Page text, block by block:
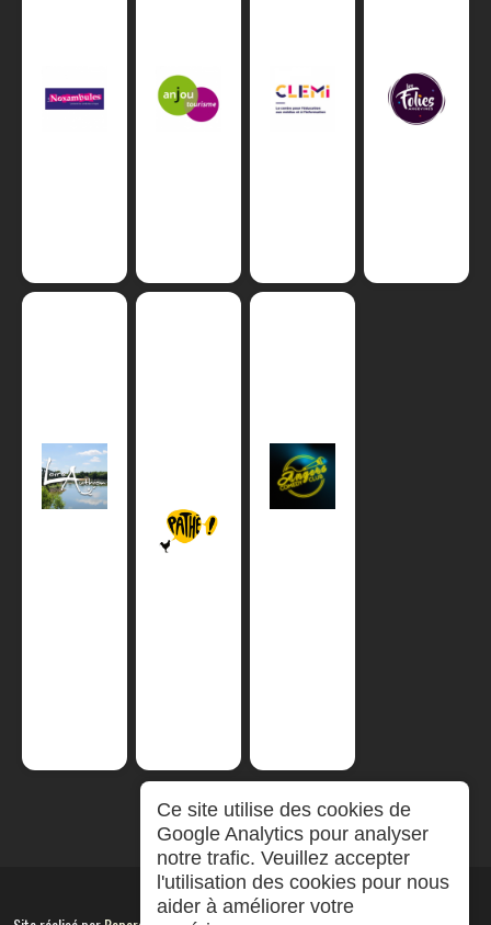
Ce site utilise des cookies de
Google Analytics pour analyser
notre trafic. Veuillez accepter
l'utilisation des cookies pour nous
aider à améliorer votre